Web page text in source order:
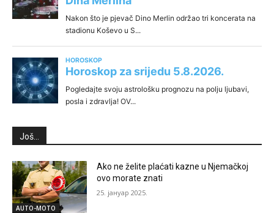
Još...
AUTO-MOTO
Ako ne želite plaćati kazne u Njemačkoj
ovo morate znati
25. јануар 2025.